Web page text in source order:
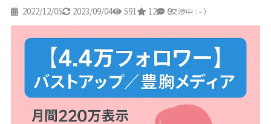
2022/12/05 2023/09/04 591 12 9
（交渉中 : - ）